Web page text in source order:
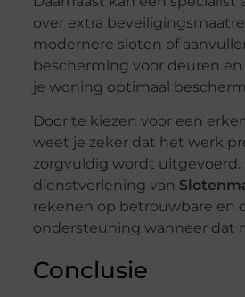
over extra
modernere sloten of
bescherming voor deuren en
je woning optimaal
Door te kiezen voor een
weet je zeker dat het werk
zorgvuldig wordt uitgevoerd.
dienstverlening van
rekenen op betrouwbare en
ondersteuning wanneer dat
Conclusie